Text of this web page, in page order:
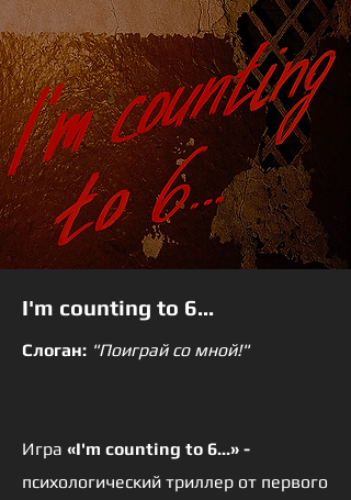
I'm counting to 6...
Слоган: "Поиграй со мной!"
Игра «I'm counting to 6...» -
психологический триллер от первого